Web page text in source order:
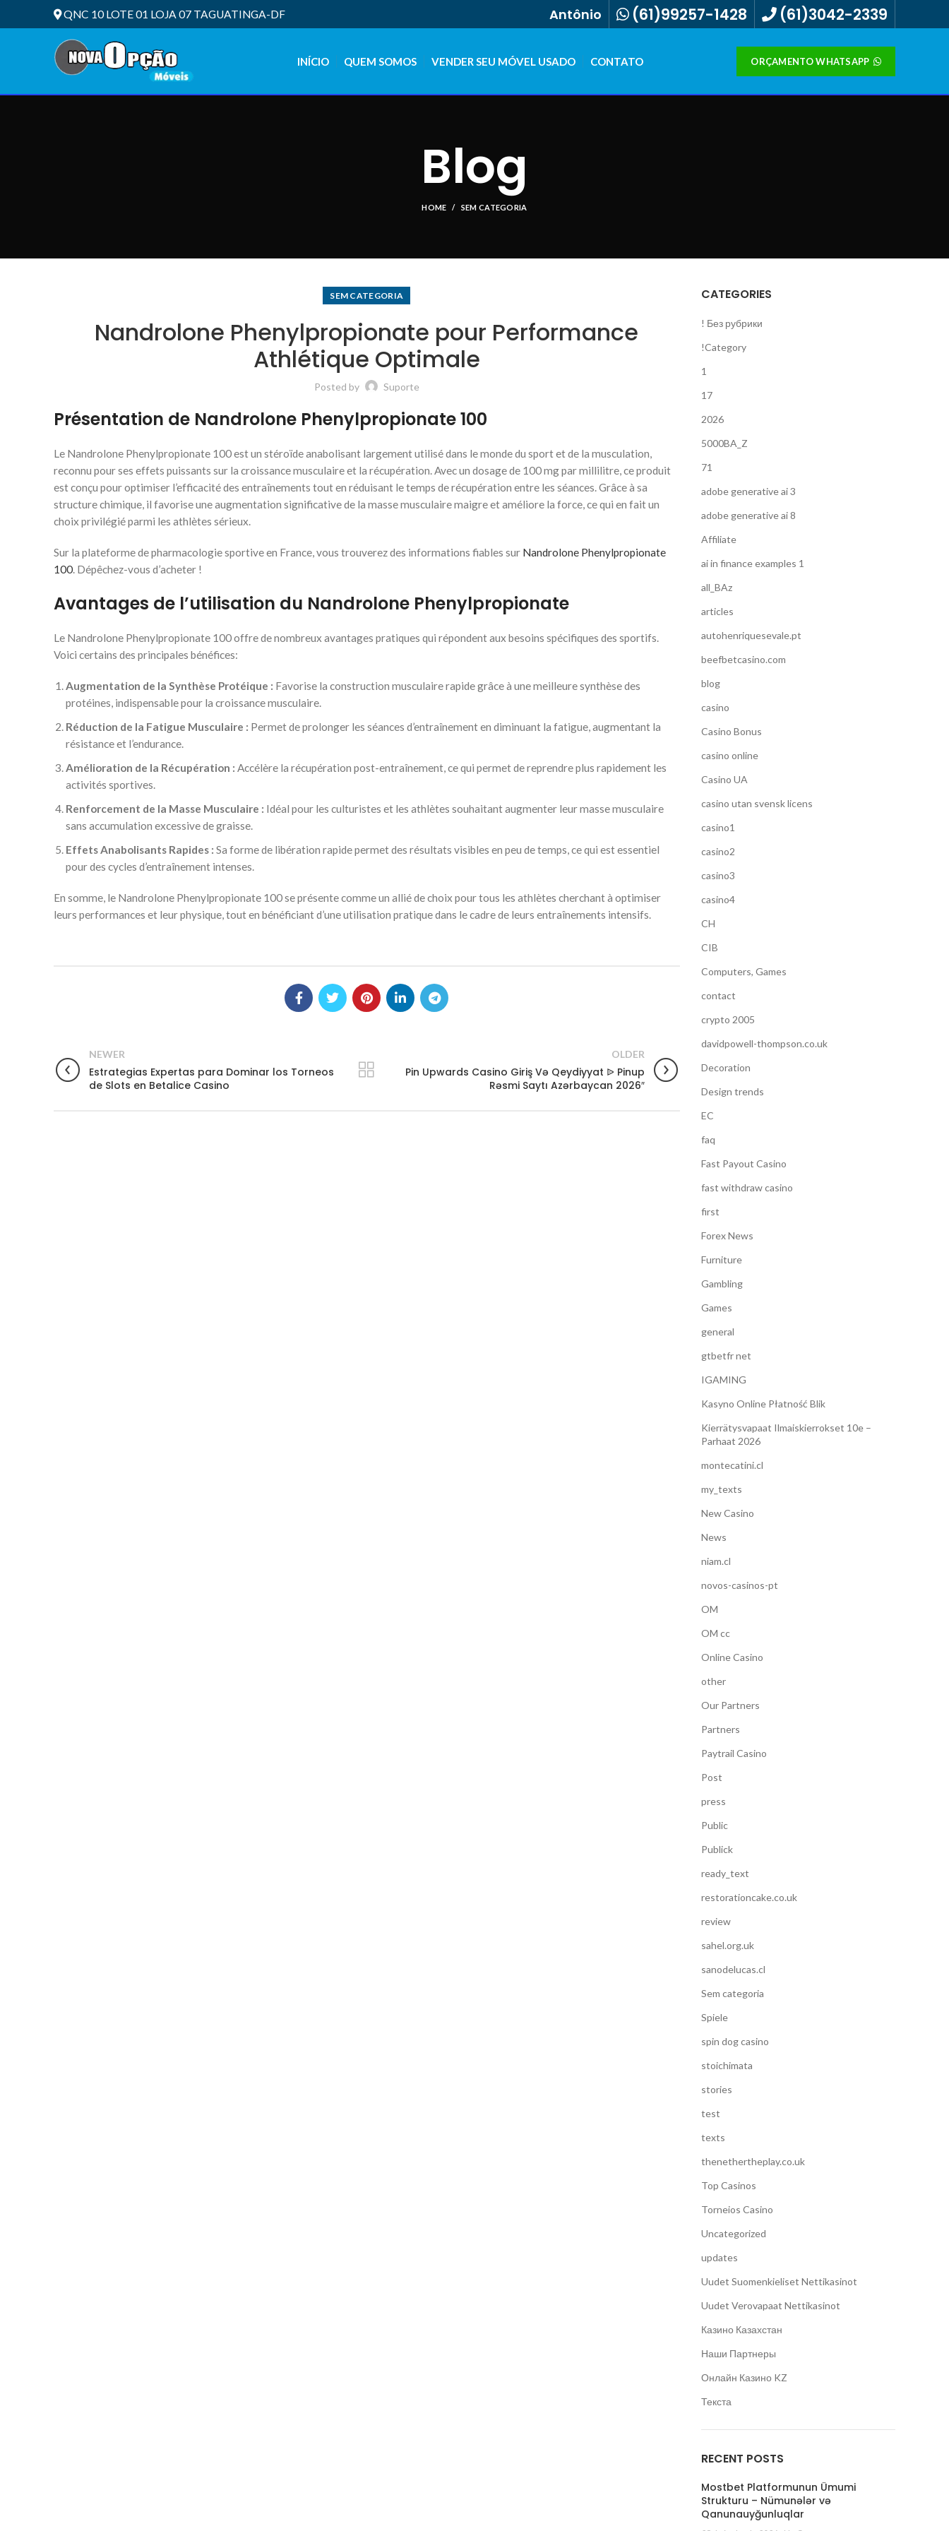
QNC 10 LOTE 01 LOJA 07 TAGUATINGA-DF Antônio (61)99257-1428 (61)3042-2339
INÍCIO QUEM SOMOS VENDER SEU MÓVEL USADO CONTATO ORÇAMENTO WHATSAPP
Blog
HOME SEM CATEGORIA
SEM CATEGORIA
Nandrolone Phenylpropionate pour Performance
Athlétique Optimale
Posted by Suporte
Présentation de Nandrolone Phenylpropionate 100
Le Nandrolone Phenylpropionate 100 est un stéroïde anabolisant largement utilisé dans le monde du sport et de la musculation,
reconnu pour ses effets puissants sur la croissance musculaire et la récupération. Avec un dosage de 100 mg par millilitre, ce produit
est conçu pour optimiser l’efficacité des entraînements tout en réduisant le temps de récupération entre les séances. Grâce à sa
structure chimique, il favorise une augmentation significative de la masse musculaire maigre et améliore la force, ce qui en fait un
choix privilégié parmi les athlètes sérieux.
Sur la plateforme de pharmacologie sportive en France, vous trouverez des informations fiables sur Nandrolone Phenylpropionate
100. Dépêchez-vous d’acheter !
Avantages de l’utilisation du Nandrolone Phenylpropionate
Le Nandrolone Phenylpropionate 100 offre de nombreux avantages pratiques qui répondent aux besoins spécifiques des sportifs.
Voici certains des principales bénéfices:
Augmentation de la Synthèse Protéique : Favorise la construction musculaire rapide grâce à une meilleure synthèse des
protéines, indispensable pour la croissance musculaire.
Réduction de la Fatigue Musculaire : Permet de prolonger les séances d’entraînement en diminuant la fatigue, augmentant la
résistance et l’endurance.
Amélioration de la Récupération : Accélère la récupération post-entraînement, ce qui permet de reprendre plus rapidement les
activités sportives.
Renforcement de la Masse Musculaire : Idéal pour les culturistes et les athlètes souhaitant augmenter leur masse musculaire
sans accumulation excessive de graisse.
Effets Anabolisants Rapides : Sa forme de libération rapide permet des résultats visibles en peu de temps, ce qui est essentiel
pour des cycles d’entraînement intenses.
En somme, le Nandrolone Phenylpropionate 100 se présente comme un allié de choix pour tous les athlètes cherchant à optimiser
leurs performances et leur physique, tout en bénéficiant d’une utilisation pratique dans le cadre de leurs entraînements intensifs.
NEWER
Estrategias Expertas para Dominar los Torneos
de Slots en Betalice Casino
OLDER
Pin Upwards Casino Giriş Və Qeydiyyat ᐉ Pinup
Rəsmi Saytı Azərbaycan 2026″
CATEGORIES
! Без рубрики
!Category
1
17
2026
5000BA_Z
71
adobe generative ai 3
adobe generative ai 8
Affiliate
ai in finance examples 1
all_BAz
articles
autohenriquesevale.pt
beefbetcasino.com
blog
casino
Casino Bonus
casino online
Casino UA
casino utan svensk licens
casino1
casino2
casino3
casino4
CH
CIB
Computers, Games
contact
crypto 2005
davidpowell-thompson.co.uk
Decoration
Design trends
EC
faq
Fast Payout Casino
fast withdraw casino
first
Forex News
Furniture
Gambling
Games
general
gtbetfr net
IGAMING
Kasyno Online Płatność Blik
Kierrätysvapaat Ilmaiskierrokset 10e –
Parhaat 2026
montecatini.cl
my_texts
New Casino
News
niam.cl
novos-casinos-pt
OM
OM cc
Online Casino
other
Our Partners
Partners
Paytrail Casino
Post
press
Public
Publick
ready_text
restorationcake.co.uk
review
sahel.org.uk
sanodelucas.cl
Sem categoria
Spiele
spin dog casino
stoichimata
stories
test
texts
thenethertheplay.co.uk
Top Casinos
Torneios Casino
Uncategorized
updates
Uudet Suomenkieliset Nettikasinot
Uudet Verovapaat Nettikasinot
Казино Казахстан
Наши Партнеры
Онлайн Казино KZ
Текста
RECENT POSTS
Mostbet Platformunun Ümumi
Strukturu – Nümunələr və
Qanunauyğunluqlar